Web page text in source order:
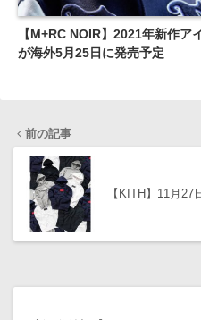
【M+RC NOIR】2021年新作ア
が海外5月25日に発売予定
前の記事
【KITH】11月